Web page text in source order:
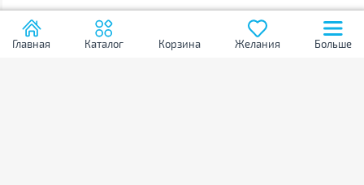
Главная Каталог Корзина Желания Больше